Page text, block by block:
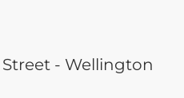
Street - Wellington